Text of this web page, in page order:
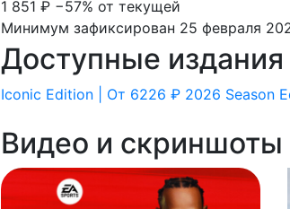
1 851 ₽ −57% от текущей
Минимум зафиксирован 25 февраля
Доступные издания
Iconic Edition | От 6226 ₽ 2026 Season
Видео и скриншоты